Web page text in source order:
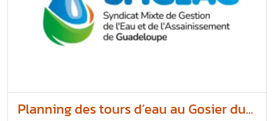
Planning des tours d’eau au Gosier du...